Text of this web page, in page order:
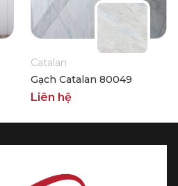
Catalan
Gạch Catalan 80049
Liên hệ